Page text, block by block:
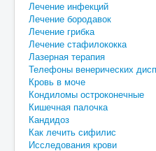
Лечение инфекций
Лечение бородавок
Лечение грибка
Лечение стафилококка
Лазерная терапия
Телефоны венерических
Кровь в моче
Кондиломы остроконечные
Кишечная палочка
Кандидоз
Как лечить сифилис
Исследования крови